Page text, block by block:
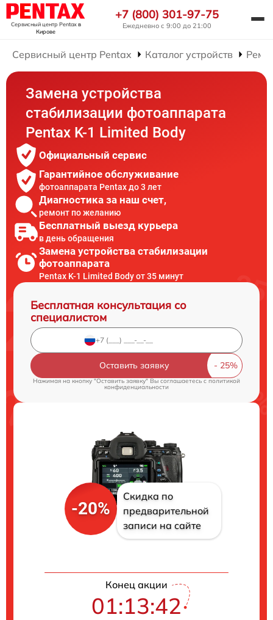
Сервисный центр Pentaxв
Кирове
+7 (800) 301-97-75
Ежедневно с 9:00 до 21:00
Сервисный центр Pentax Каталог устройств
Замена устройства
стабилизации фотоаппарата
Pentax K-1 Limited Body
Официальный сервис
Гарантийное обслуживание
фотоаппарата Pentax до 3 лет
Диагностика за наш счет,
ремонт по желанию
Бесплатный выезд курьера
в день обращения
Замена устройства стабилизации
фотоаппарата
Pentax K-1 Limited Body от 35 минут
Бесплатная консультация со
специалистом
Оставить заявку
Нажимая на кнопку "Оставить заявку" Вы соглашаетесь cполитикой
конфиденциальности
-20%
Скидка по
предварительной
записи на сайте
Конец акции
01:13:41